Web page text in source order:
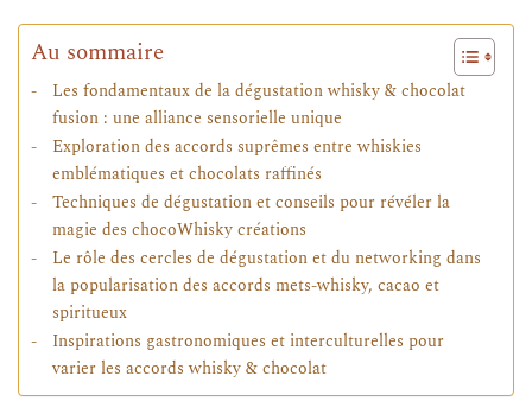
Au sommaire
Les fondamentaux de la dégustation whisky & chocolat
fusion : une alliance sensorielle unique
Exploration des accords suprêmes entre whiskies
emblématiques et chocolats raffinés
Techniques de dégustation et conseils pour révéler la
magie des chocoWhisky créations
Le rôle des cercles de dégustation et du networking dans
la popularisation des accords mets-whisky, cacao et
spiritueux
Inspirations gastronomiques et interculturelles pour
varier les accords whisky & chocolat